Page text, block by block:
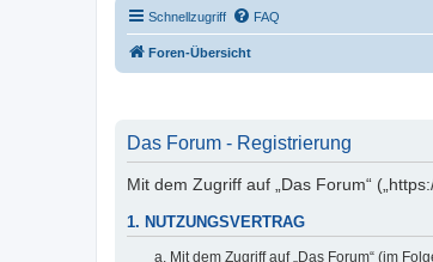
Schnellzugriff FAQ
Foren-Übersicht
Das Forum - Registrierung
Mit dem Zugriff auf „Das Forum“
1. NUTZUNGSVERTRAG
Mit dem Zugriff auf „Das Forum“ (im